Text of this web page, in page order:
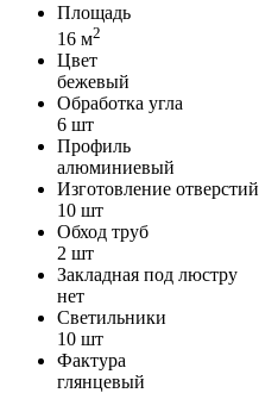
Площадь
16 м2
Цвет
бежевый
Обработка угла
6 шт
Профиль
алюминиевый
Изготовление отверстий
10 шт
Обход труб
2 шт
Закладная под люстру
нет
Светильники
10 шт
Фактура
глянцевый